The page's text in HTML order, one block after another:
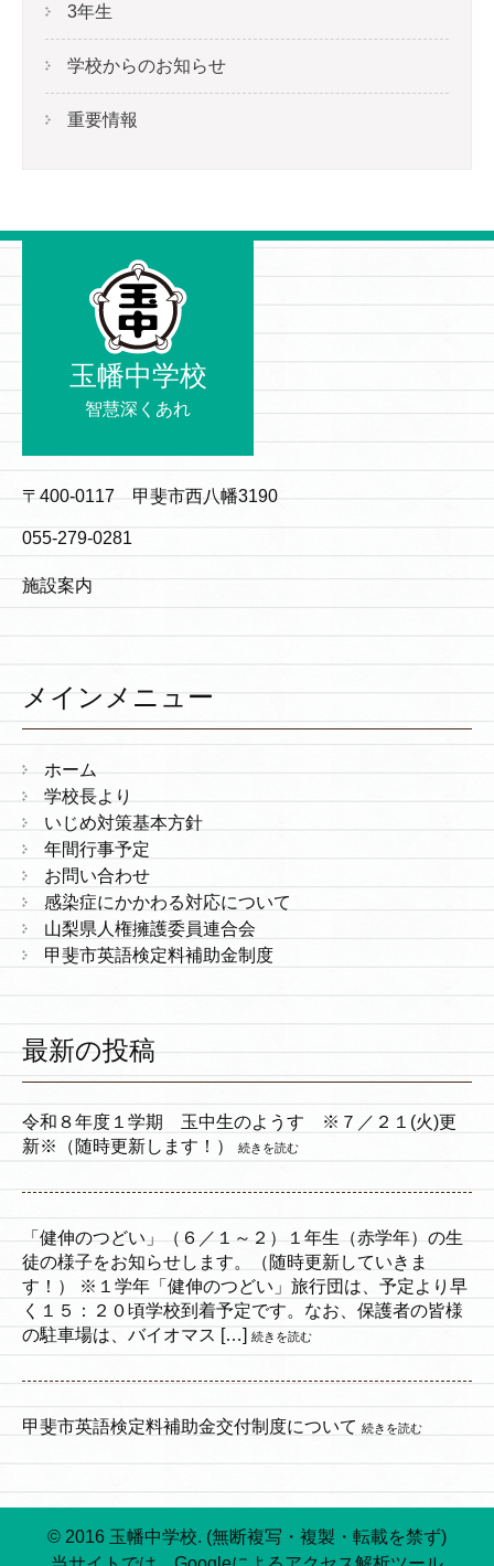
3年生
学校からのお知らせ
重要情報
玉幡中学校
智慧深くあれ
〒400-0117 甲斐市西八幡3190
055-279-0281
施設案内
メインメニュー
ホーム
学校長より
いじめ対策基本方針
年間行事予定
お問い合わせ
感染症にかかわる対応について
山梨県人権擁護委員連合会
甲斐市英語検定料補助金制度
最新の投稿
令和８年度１学期 玉中生のようす ※７／２１(火)更
新※（随時更新します！）
続きを読む
「健伸のつどい」（６／１～２）１年生（赤学年）の生
徒の様子をお知らせします。（随時更新していきま
す！） ※１学年「健伸のつどい」旅行団は、予定より早
く１５：２０頃学校到着予定です。なお、保護者の皆様
の駐車場は、バイオマス […] 続きを読む
甲斐市英語検定料補助金交付制度について 続きを読む
© 2016 玉幡中学校. (無断複写・複製・転載を禁ず)